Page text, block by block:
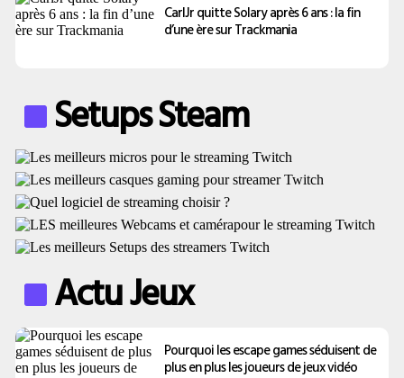
CarlJr quitte Solary après 6 ans : la fin
d’une ère sur Trackmania
Setups Steam
Actu Jeux
Pourquoi les escape games séduisent de
plus en plus les joueurs de jeux vidéo